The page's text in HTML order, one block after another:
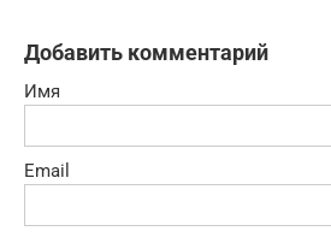
Добавить комментарий
Имя
Email